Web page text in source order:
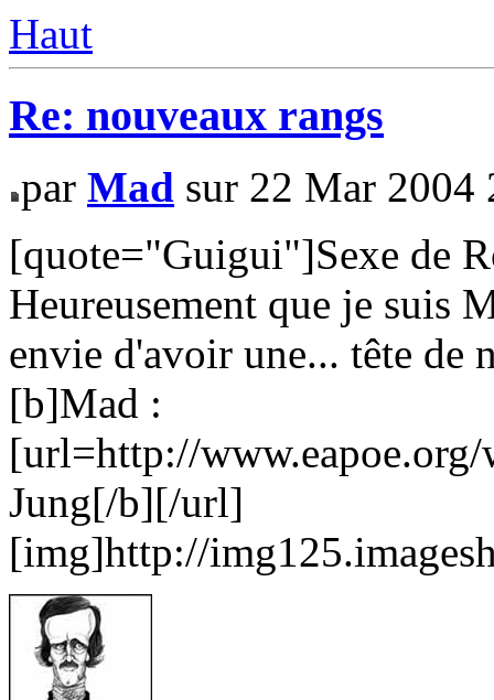
Haut
Re: nouveaux rangs
par Mad sur 22 Mar 2004
[quote="Guigui"]Sexe de
Heureusement que je suis
envie d'avoir une... tête de
[b]Mad :
[url=http://
Jung[/b][/url]
[img]http://